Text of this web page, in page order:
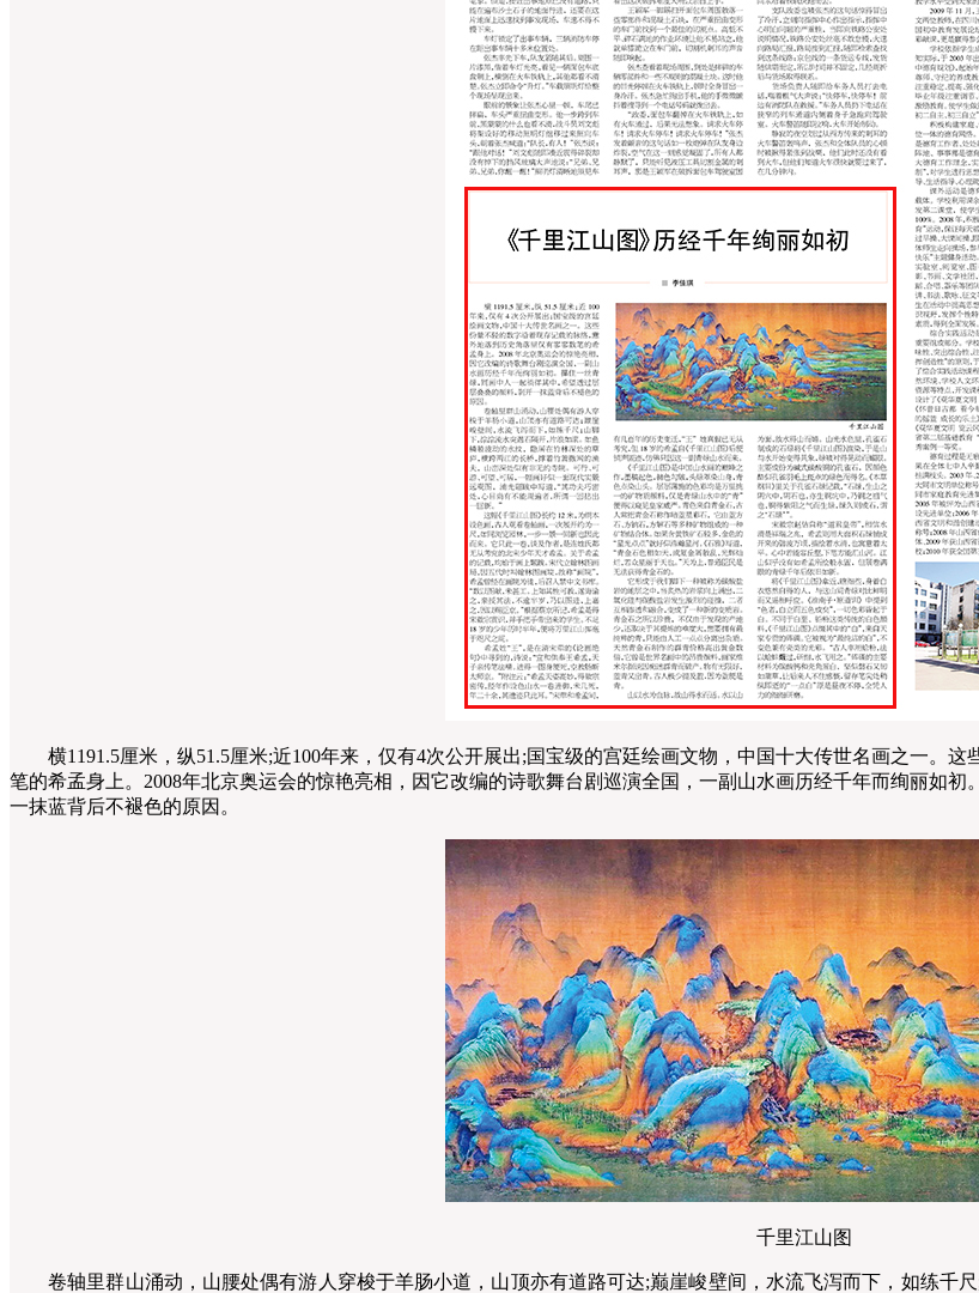
横1191.5厘米，纵51.5厘米;近100年来，仅有4次公开展出;国宝级的宫廷绘画文物，中国十大传世名画之一。
笔的希孟身上。2008年北京奥运会的惊艳亮相，因它改编的诗歌舞台剧巡演全国，一副山水画历经千年而绚丽如
一抹蓝背后不褪色的原因。
千里江山图
卷轴里群山涌动，山腰处偶有游人穿梭于羊肠小道，山顶亦有道路可达;巅崖峻壁间，水流飞泻而下，如练千